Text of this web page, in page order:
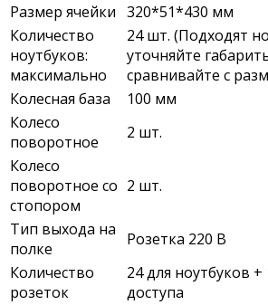
Размер ячейки 320*51*430 мм
Количество
ноутбуков:
максимально
24 шт. (Подходят
уточняйте
сравнивайте с
Колесная база
100 мм
Колесо
поворотное
2 шт.
Колесо
поворотное со
стопором
2 шт.
Тип выхода на
полке
Розетка 220 В
Количество
розеток
24 для ноутбуков +
доступа